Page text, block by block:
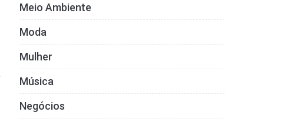
Meio Ambiente
Moda
Mulher
Música
Negócios